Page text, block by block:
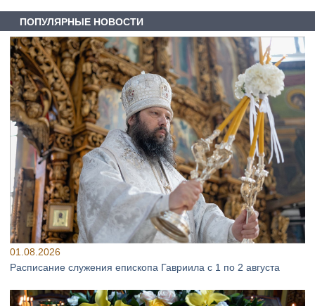
ПОПУЛЯРНЫЕ НОВОСТИ
01.08.2026
Расписание служения епископа Гавриила с 1 по 2 августа